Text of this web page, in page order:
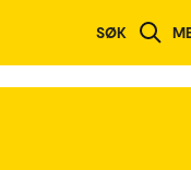
SØK